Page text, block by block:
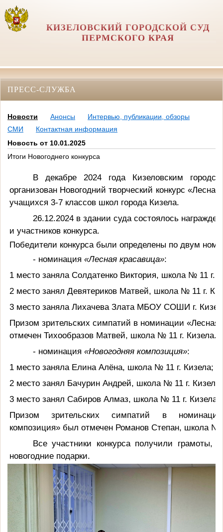
КИЗЕЛОВСКИЙ ГОРОДСКОЙ СУД
ПЕРМСКОГО КРАЯ
ПРЕСС-СЛУЖБА
Новости Анонсы
Интервью, публикации, обзоры
СМИ
Контактная информация
Новость от 10.01.2025
Итоги Новогоднего конкурса
В декабре 2024 года Кизеловским
организован Новогодний творческий конкурс
учащихся 3-7 классов школ города Кизела.
26.12.2024 в здании суда состоялось
и участников конкурса.
Победители конкурса были определены по двум
- номинация «Лесная красавица»:
1 место заняла Солдатенко Виктория, школа № 11 г.
2 место занял Девятериков Матвей, школа № 11 г.
3 место заняла Лихачева Злата МБОУ СОШИ г.
Призом зрительских симпатий в номинации «Лесная
отмечен Тихообразов Матвей, школа № 11 г. Кизела.
- номинация «Новогодняя композиция»:
1 место заняла Елина Алёна, школа № 11 г. Кизела;
2 место занял Бачурин Андрей, школа № 11 г. Кизела;
3 место занял Сабиров Алмаз, школа № 11 г. Кизела.
Призом зрительских симпатий в номинации
композиция» был отмечен Романов Степан, школа №
Все участники конкурса получили грамоты,
новогодние подарки.